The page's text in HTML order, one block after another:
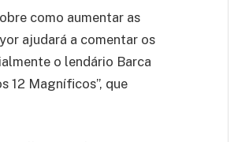
como aumentar as
ajudará a comentar os
o lendário Barca
12 Magníficos”, que